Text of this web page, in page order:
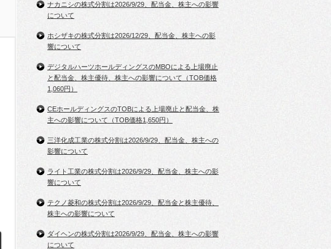
ナカニシの株式分割は2026/9/29、配当金、株主への影響
について
ホシザキの株式分割は2026/12/29、配当金、株主への影
響について
デジタルハーツホールディングスのMBOによる上場廃止
と配当金、株主優待、株主への影響について（TOB価格
1,060円）
CEホールディングスのTOBによる上場廃止と配当金、株
主への影響について（TOB価格1,650円）
三洋化成工業の株式分割は2026/9/29、配当金、株主への
影響について
ライト工業の株式分割は2026/9/29、配当金、株主への影
響について
テクノ菱和の株式分割は2026/9/29、配当金と株主優待、
株主への影響について
ダイヘンの株式分割は2026/9/29、配当金、株主への影響
について